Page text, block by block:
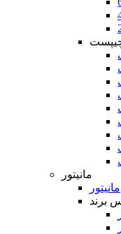
مانیتور
مانیتور
برند